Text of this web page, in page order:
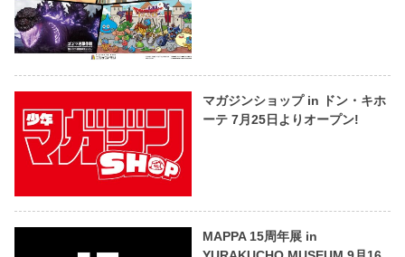
マガジンショップ in ドン・キホ
ーテ 7月25日よりオープン!
MAPPA 15周年展 in